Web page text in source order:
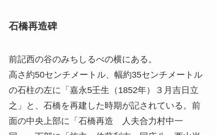
石橋再造碑
前記西の谷のみちしるべの横にある。
高さ約50センチメートル、幅約35センチメートル
の石柱の左に「嘉永5壬生（1852年）３月吉日立
之」と、石橋を再建した時期が記されている。前
面の中央上部に「石橋再造 人夫合力村中一